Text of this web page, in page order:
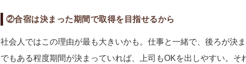
②合宿は決まった期間で取得を目指せるから
社会人ではこの理由が最も大きいかも。仕事と一緒で、後ろが決
でもある程度期間が決まっていれば、上司もOKを出しやすい。そ